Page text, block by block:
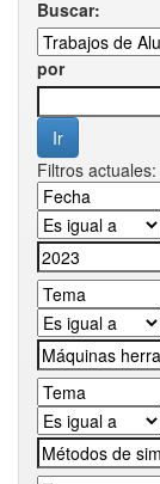
Buscar:
por
Filtros actuales: